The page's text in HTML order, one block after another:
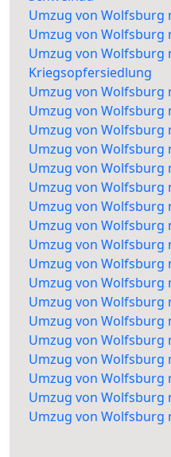
Umzug von Wolfsburg
Umzug von Wolfsburg
Umzug von Wolfsburg
Kriegsopfersiedlung
Umzug von Wolfsburg
Umzug von Wolfsburg
Umzug von Wolfsburg
Umzug von Wolfsburg
Umzug von Wolfsburg
Umzug von Wolfsburg
Umzug von Wolfsburg
Umzug von Wolfsburg
Umzug von Wolfsburg
Umzug von Wolfsburg
Umzug von Wolfsburg
Umzug von Wolfsburg
Umzug von Wolfsburg
Umzug von Wolfsburg
Umzug von Wolfsburg
Umzug von Wolfsburg
Umzug von Wolfsburg
Umzug von Wolfsburg